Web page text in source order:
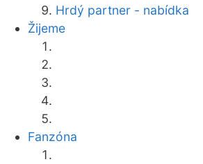
Hrdý partner - nabídka
Žijeme
Fanzóna